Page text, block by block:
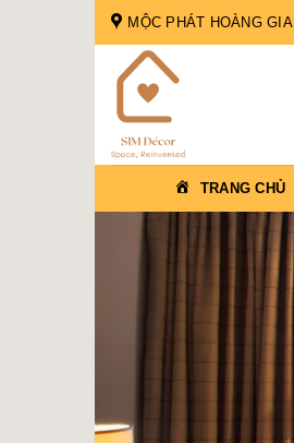
Skip
content
MỘC PHÁT HOÀNG GIA
TRANG CHỦ